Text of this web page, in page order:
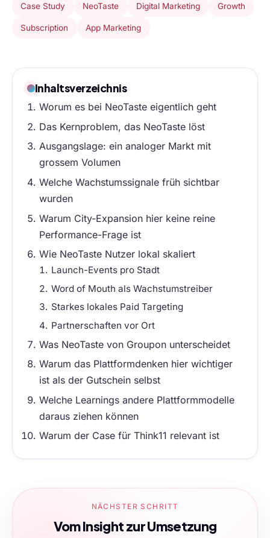
Case Study NeoTaste Digital Marketing Growth
Subscription App Marketing
Inhaltsverzeichnis
Worum es bei NeoTaste eigentlich geht
Das Kernproblem, das NeoTaste löst
Ausgangslage: ein analoger Markt mit
grossem Volumen
Welche Wachstumssignale früh sichtbar
wurden
Warum City-Expansion hier keine reine
Performance-Frage ist
Wie NeoTaste Nutzer lokal skaliert
Launch-Events pro Stadt
Word of Mouth als Wachstumstreiber
Starkes lokales Paid Targeting
Partnerschaften vor Ort
Was NeoTaste von Groupon unterscheidet
Warum das Plattformdenken hier wichtiger
ist als der Gutschein selbst
Welche Learnings andere Plattformmodelle
daraus ziehen können
Warum der Case für Think11 relevant ist
NÄCHSTER SCHRITT
Vom Insight zur Umsetzung